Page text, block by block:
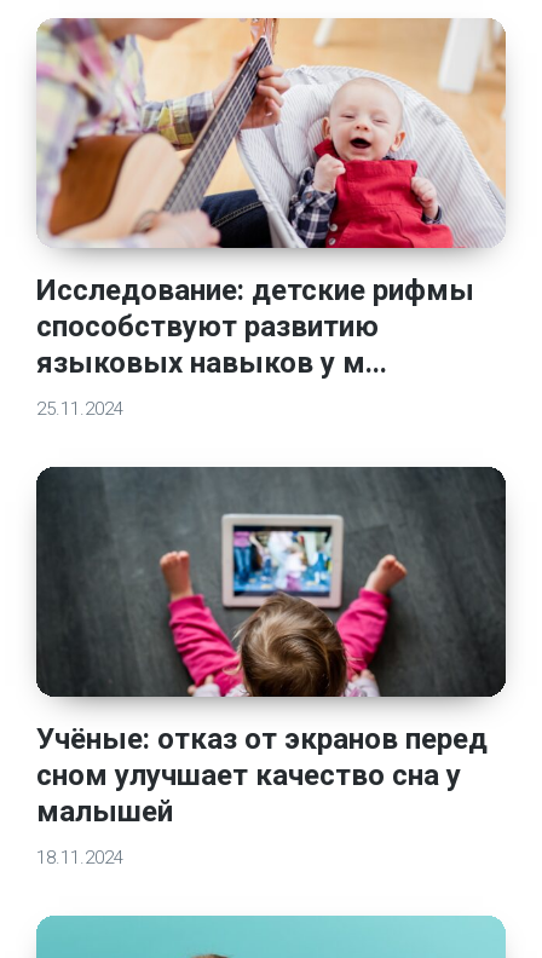
Исследование: детские рифмы
способствуют развитию
языковых навыков у м...
25.11.2024
Учёные: отказ от экранов перед
сном улучшает качество сна у
малышей
18.11.2024